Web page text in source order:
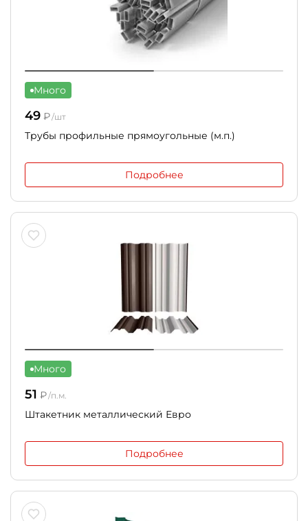
Много
49 ₽/шт
Трубы профильные прямоугольные (м.п.)
Подробнее
Много
51 ₽/п.м.
Штакетник металлический Евро
Подробнее